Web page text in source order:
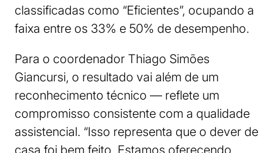
classificadas como “Eficientes”, ocupando a
faixa entre os 33% e 50% de desempenho.
Para o coordenador Thiago Simões
Giancursi, o resultado vai além de um
reconhecimento técnico — reflete um
compromisso consistente com a qualidade
assistencial. “Isso representa que o dever de
casa foi bem feito. Estamos oferecendo